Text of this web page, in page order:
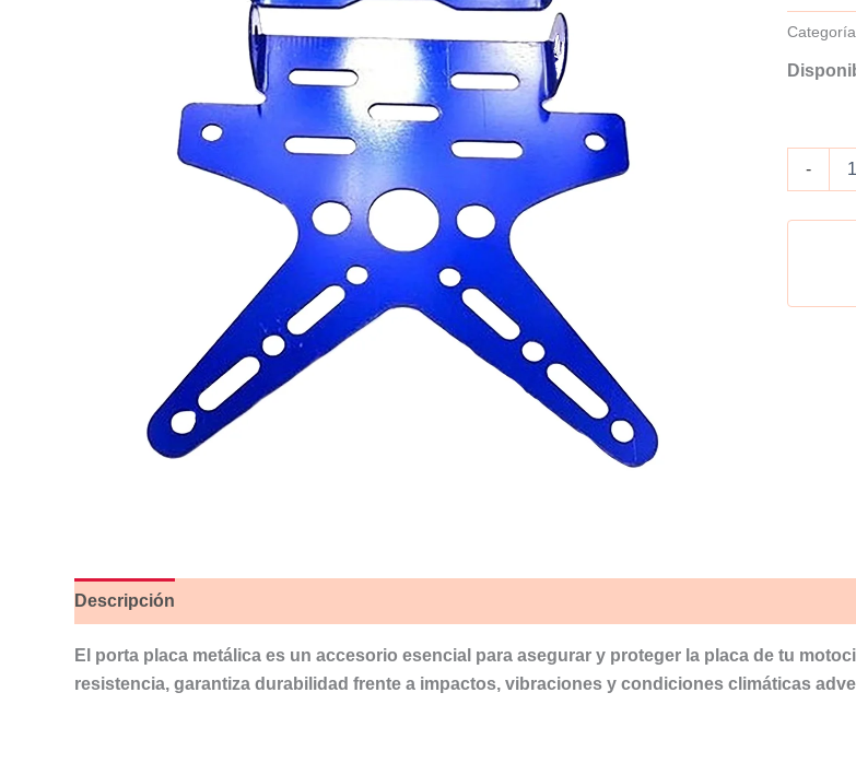
-
Azul
Descripción
El porta placa metálica es un accesorio esencial para asegurar y proteger la placa de tu
resistencia, garantiza durabilidad frente a impactos, vibraciones y condiciones climáticas